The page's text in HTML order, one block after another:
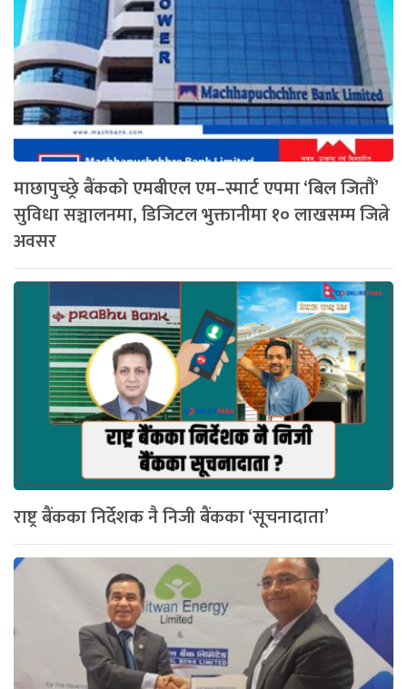
माछापुच्छ्रे बैंकको एमबीएल एम–स्मार्ट एपमा ‘बिल जितौं’
सुविधा सञ्चालनमा, डिजिटल भुक्तानीमा १० लाखसम्म जित्ने
अवसर
राष्ट्र बैंकका निर्देशक नै निजी बैंकका ‘सूचनादाता’